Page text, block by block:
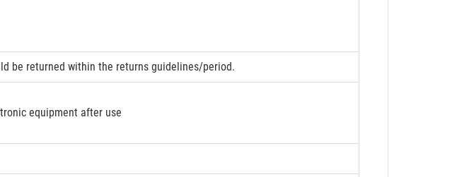
be returned within the returns guidelines/period.
equipment after use